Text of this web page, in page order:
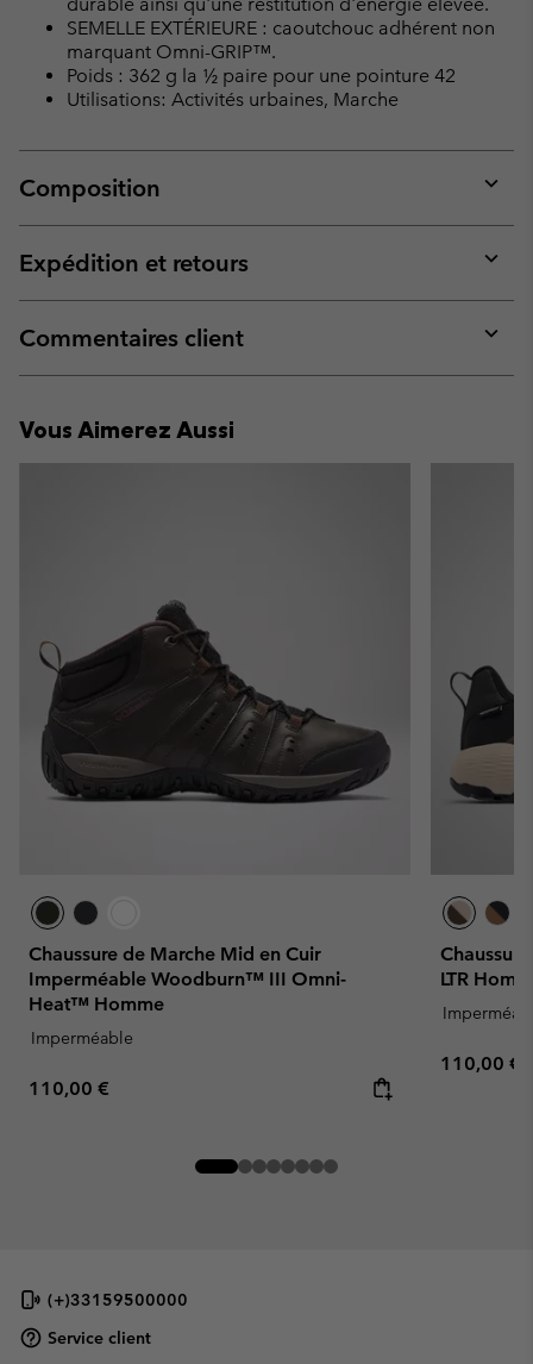
durable ainsi qu'une restitution d'énergie élevée.
SEMELLE EXTÉRIEURE : caoutchouc adhérent non
marquant Omni-GRIP™.
Poids : 362 g la ½ paire pour une pointure 42
Utilisations: Activités urbaines, Marche
Composition
or
Expédition et retours
or
Commentaires client
or
Vous Aimerez Aussi
Chaussure de Marche Mid en Cuir
Imperméable Woodburn™ III Omni-
Heat™ Homme
Imperméable
Regular price:
110,00 €
LTR
Regular
110,00 €
(+)33159500000
Service client